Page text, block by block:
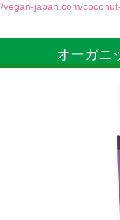
vegan-japan.com/
オーガニ